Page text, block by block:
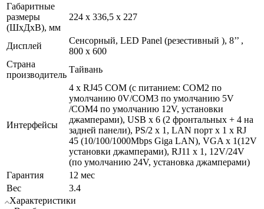
Габаритные
размеры
(ШхДхВ), мм
224 х 336,5 х 227
Дисплей
Сенсорный, LED Panel (резестивный ), 8’’ ,
800 х 600
Страна
производитель
Тайвань
Интерфейсы
4 х RJ45 COM (с питанием: COM2 по
умолчанию 0V/COM3 по умолчанию 5V
/COM4 по умолчанию 12V, установки
джамперами), USB х 6 (2 фронтальных + 4 на
задней панели), PS/2 х 1, LAN порт х 1 x RJ
45 (10/100/1000Mbps Giga LAN), VGA х 1(12V
установки джамперами), RJ11 х 1, 12V/24V
(по умолчанию 24V, установка джамперами)
Гарантия
12 мес
Вес
3.4
Характеристики